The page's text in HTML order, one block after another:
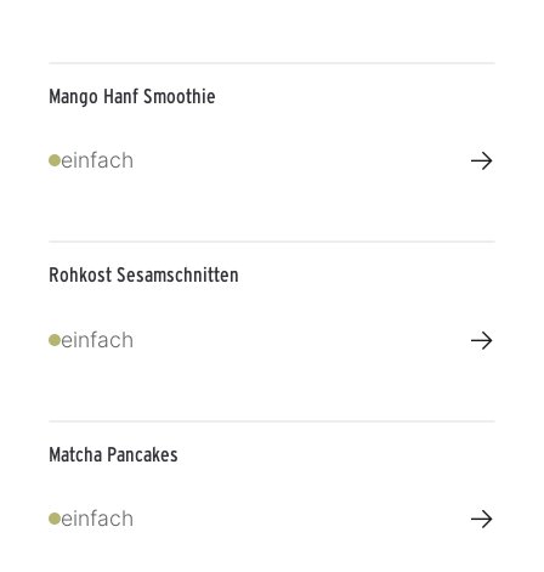
Mango Hanf Smoothie
einfach →
Rohkost Sesamschnitten
einfach →
Matcha Pancakes
einfach →